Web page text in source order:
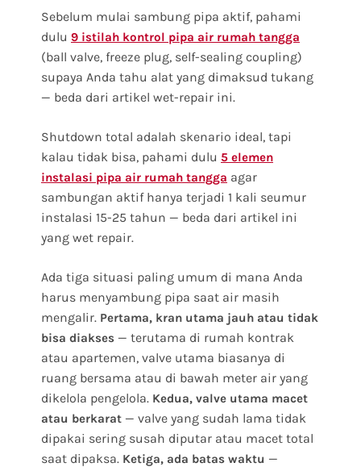
Sebelum mulai sambung pipa aktif, pahami
dulu 9 istilah kontrol pipa air rumah tangga
(ball valve, freeze plug, self-sealing coupling)
supaya Anda tahu alat yang dimaksud tukang
— beda dari artikel wet-repair ini.
Shutdown total adalah skenario ideal, tapi
kalau tidak bisa, pahami dulu 5 elemen
instalasi pipa air rumah tangga agar
sambungan aktif hanya terjadi 1 kali seumur
instalasi 15-25 tahun — beda dari artikel ini
yang wet repair.
Ada tiga situasi paling umum di mana Anda
harus menyambung pipa saat air masih
mengalir. Pertama, kran utama jauh atau tidak
bisa diakses — terutama di rumah kontrak
atau apartemen, valve utama biasanya di
ruang bersama atau di bawah meter air yang
dikelola pengelola. Kedua, valve utama macet
atau berkarat — valve yang sudah lama tidak
dipakai sering susah diputar atau macet total
saat dipaksa. Ketiga, ada batas waktu —